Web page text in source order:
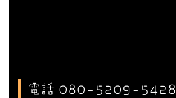
電話 080-5209-5428